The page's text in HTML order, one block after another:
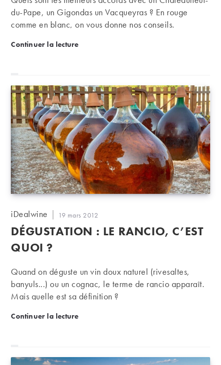
du-Pape, un Gigondas un Vacqueyras ? En rouge
comme en blanc, on vous donne nos conseils.
Continuer la lectureQuels accords sur les vins du sud de la vallée du
Auteur/autrice
la
publication :
iDealwine
Publication
publiée :
19 mars 2012
DÉGUSTATION : LE RANCIO, C’EST
QUOI ?
Quand on déguste un vin doux naturel (rivesaltes,
banyuls...) ou un cognac, le terme de rancio apparaît.
Mais quelle est sa définition ?
Continuer la lectureDégustation : le rancio, c’est quoi ?